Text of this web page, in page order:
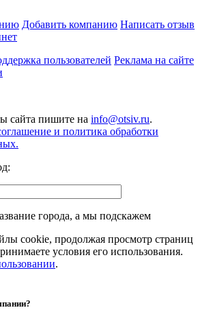
Добавить компанию Написать отзыв
пользователей Реклама на сайте
сайта пишите на info@otsiv.ru.
и политика обработки
города, а мы подскажем
cookie, продолжая просмотр страниц
условия его использования.
.